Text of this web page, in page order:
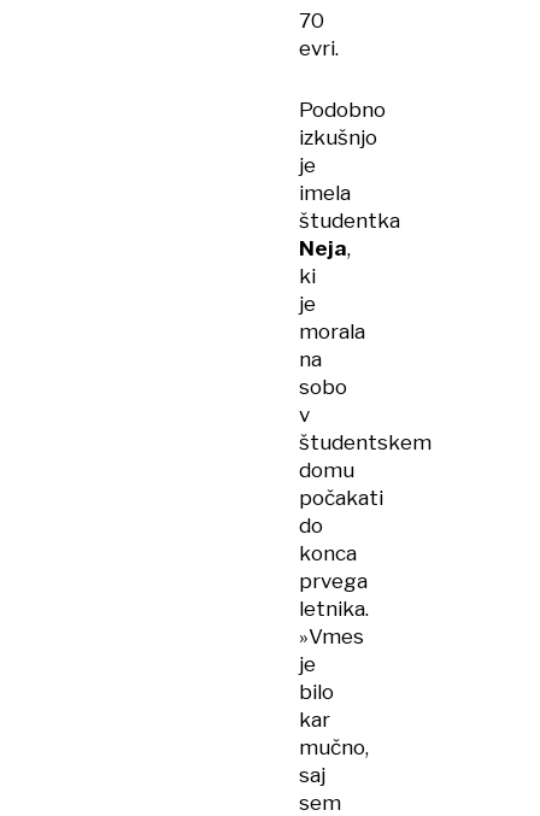
70
evri.
Podobno
izkušnjo
je
imela
študentka
Neja,
ki
je
morala
na
sobo
v
študentskem
domu
počakati
do
konca
prvega
letnika.
»Vmes
je
bilo
kar
mučno,
saj
sem